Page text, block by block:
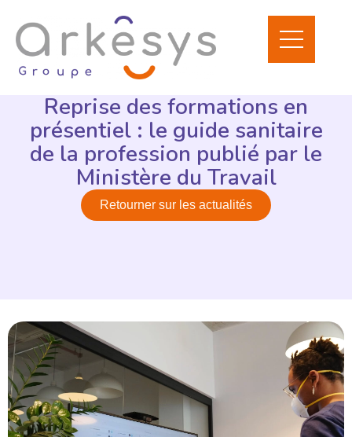
Reprise des formations en
présentiel : le guide sanitaire
de la profession publié par le
Ministère du Travail
Retourner sur les actualités